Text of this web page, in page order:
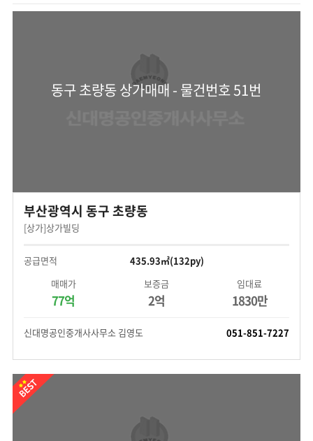
동구 초량동 상가매매 - 물건번호 51번
부산광역시 동구 초량동
[상가]상가빌딩
공급면적
435.93㎡(132py)
매매가
77억
보증금
2억
임대료
1830만
신대명공인중개사사무소 김영도 051-851-7227